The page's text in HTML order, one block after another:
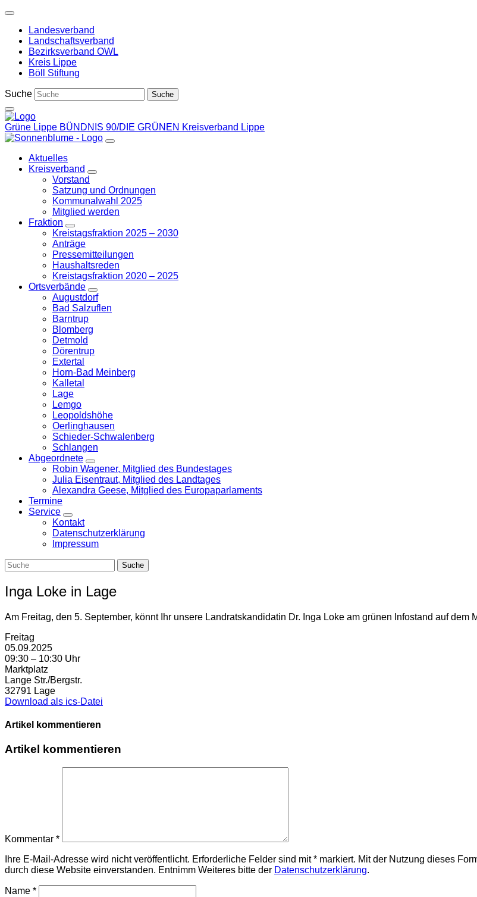
Weiter
Inhalt
Landesverband
Landschaftsverband
Bezirksverband OWL
Kreis Lippe
Böll Stiftung
Suche
Grüne Lippe BÜNDNIS 90/DIE GRÜNEN Kreisverband Lippe
Aktuelles
Kreisverband
Zeige
Untermenü
Vorstand
Satzung und Ordnungen
Kommunalwahl 2025
Mitglied werden
Fraktion
Zeige
Untermenü
Kreistagsfraktion 2025 – 2030
Anträge
Pressemitteilungen
Haushaltsreden
Kreistagsfraktion 2020 – 2025
Ortsverbände
Zeige
Untermenü
Augustdorf
Bad Salzuflen
Barntrup
Blomberg
Detmold
Dörentrup
Extertal
Horn-Bad Meinberg
Kalletal
Lage
Lemgo
Leopoldshöhe
Oerlinghausen
Schieder-Schwalenberg
Schlangen
Abgeordnete
Zeige
Untermenü
Robin Wagener, Mitglied des Bundestages
Julia Eisentraut, Mitglied des Landtages
Alexandra Geese, Mitglied des Europaparlaments
Termine
Service
Zeige
Untermenü
Kontakt
Datenschutzerklärung
Impressum
Inga Loke in Lage
Am Freitag, den 5. September, könnt Ihr unsere Landratskandidatin Dr. Inga Loke am grünen Infostand auf dem
Freitag
05.09.2025
09:30 – 10:30 Uhr
Marktplatz
Lange Str./Bergstr.
32791 Lage
Download als ics-Datei
Artikel kommentieren
Artikel kommentieren
Kommentar *
Ihre E-Mail-Adresse wird nicht veröffentlicht. Erforderliche Felder sind mit * markiert. Mit der Nutzung dieses
durch diese Website einverstanden. Entnimm Weiteres bitte der Datenschutzerklärung.
Name *